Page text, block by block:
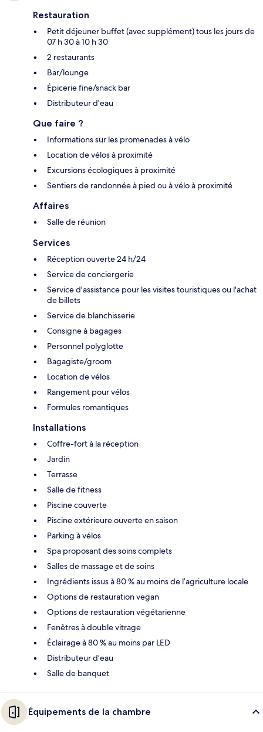
Restauration
Petit déjeuner buffet (avec supplément) tous les jours de
07 h 30 à 10 h 30
2 restaurants
Bar/lounge
Épicerie fine/snack bar
Distributeur d'eau
Que faire ?
Informations sur les promenades à vélo
Location de vélos à proximité
Excursions écologiques à proximité
Sentiers de randonnée à pied ou à vélo à proximité
Affaires
Salle de réunion
Services
Réception ouverte 24 h/24
Service de conciergerie
Service d'assistance pour les visites touristiques ou l'achat
de billets
Service de blanchisserie
Consigne à bagages
Personnel polyglotte
Bagagiste/groom
Location de vélos
Rangement pour vélos
Formules romantiques
Installations
Coffre-fort à la réception
Jardin
Terrasse
Salle de fitness
Piscine couverte
Piscine extérieure ouverte en saison
Parking à vélos
Spa proposant des soins complets
Salles de massage et de soins
Ingrédients issus à 80 % au moins de l’agriculture locale
Options de restauration vegan
Options de restauration végétarienne
Fenêtres à double vitrage
Éclairage à 80 % au moins par LED
Distributeur d’eau
Salle de banquet
Équipements de la chambre